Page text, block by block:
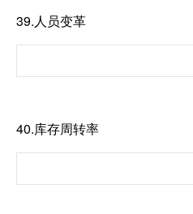
39.人员变革
40.库存周转率